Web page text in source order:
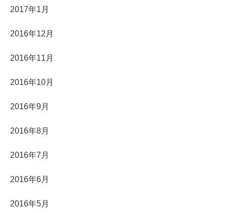
2017年1月
2016年12月
2016年11月
2016年10月
2016年9月
2016年8月
2016年7月
2016年6月
2016年5月